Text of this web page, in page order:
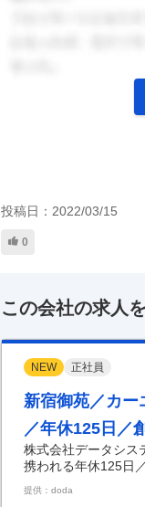
投稿日： 2022/03/15
0
この会社の求人
NEW 正社員
新宿御苑／カ
／年休125日／
株式会社データシ
携われる年休125日
品開発エンジニア
【カーエレクトロ
提供：doda